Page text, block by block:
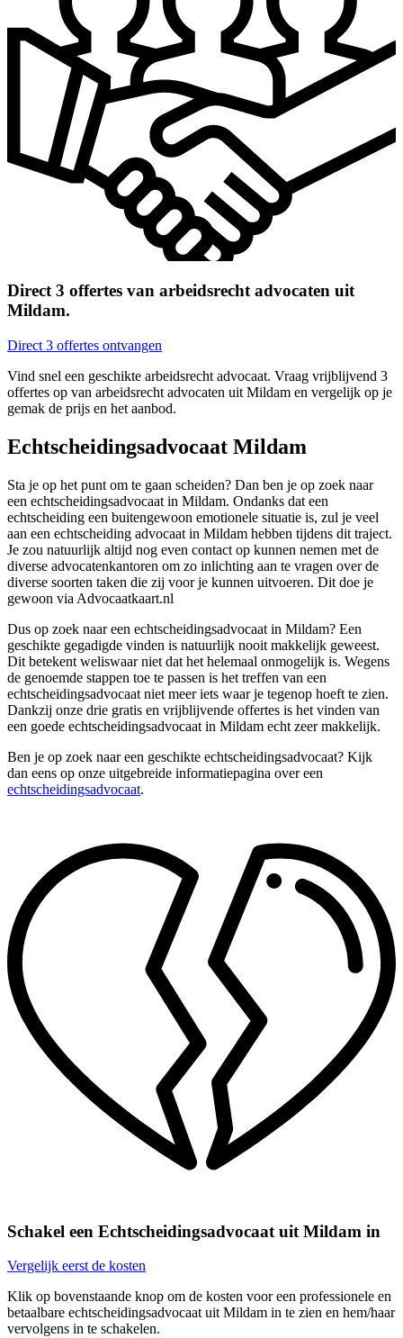
Direct 3 offertes van arbeidsrecht advocaten uit
Mildam.
Direct 3 offertes ontvangen
Vind snel een geschikte arbeidsrecht advocaat. Vraag vrijblijvend 3
offertes op van arbeidsrecht advocaten uit Mildam en vergelijk op je
gemak de prijs en het aanbod.
Echtscheidingsadvocaat Mildam
Sta je op het punt om te gaan scheiden? Dan ben je op zoek naar
een echtscheidingsadvocaat in Mildam. Ondanks dat een
echtscheiding een buitengewoon emotionele situatie is, zul je veel
aan een echtscheiding advocaat in Mildam hebben tijdens dit traject.
Je zou natuurlijk altijd nog even contact op kunnen nemen met de
diverse advocatenkantoren om zo inlichting aan te vragen over de
diverse soorten taken die zij voor je kunnen uitvoeren. Dit doe je
gewoon via Advocaatkaart.nl
Dus op zoek naar een echtscheidingsadvocaat in Mildam? Een
geschikte gegadigde vinden is natuurlijk nooit makkelijk geweest.
Dit betekent weliswaar niet dat het helemaal onmogelijk is. Wegens
de genoemde stappen toe te passen is het treffen van een
echtscheidingsadvocaat niet meer iets waar je tegenop hoeft te zien.
Dankzij onze drie gratis en vrijblijvende offertes is het vinden van
een goede echtscheidingsadvocaat in Mildam echt zeer makkelijk.
Ben je op zoek naar een geschikte echtscheidingsadvocaat? Kijk
dan eens op onze uitgebreide informatiepagina over een
echtscheidingsadvocaat.
Schakel een Echtscheidingsadvocaat uit Mildam in
Vergelijk eerst de kosten
Klik op bovenstaande knop om de kosten voor een professionele en
betaalbare echtscheidingsadvocaat uit Mildam in te zien en hem/haar
vervolgens in te schakelen.